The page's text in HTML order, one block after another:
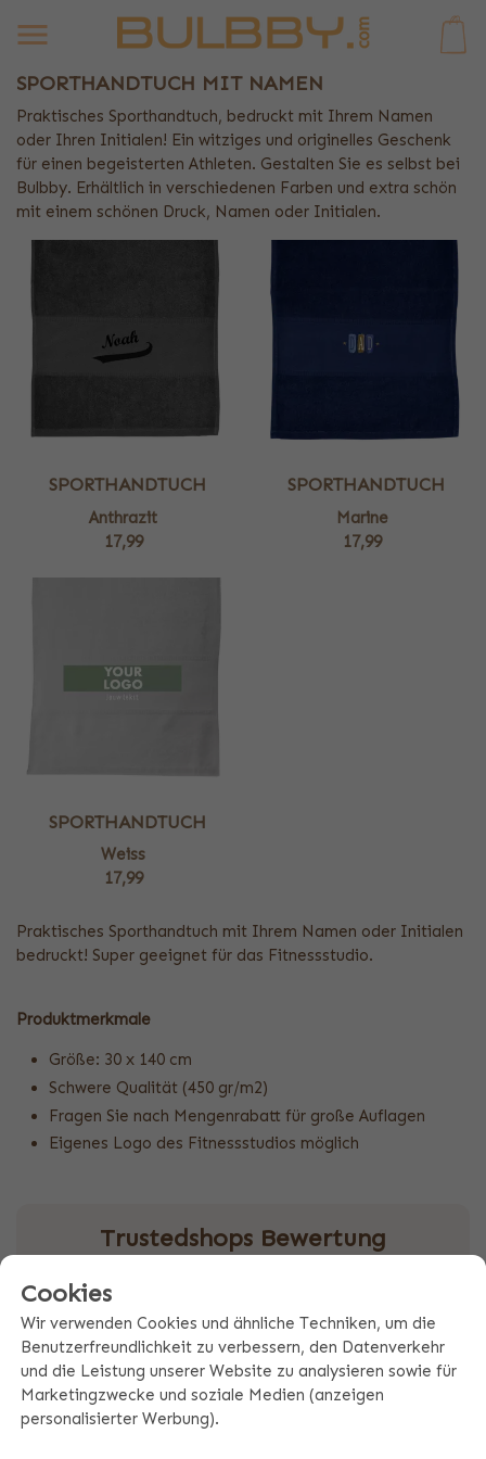
SPORTHANDTUCH MIT NAMEN
Praktisches Sporthandtuch, bedruckt mit Ihrem Namen
oder Ihren Initialen! Ein witziges und originelles Geschenk
für einen begeisterten Athleten. Gestalten Sie es selbst bei
Bulbby. Erhältlich in verschiedenen Farben und extra schön
mit einem schönen Druck, Namen oder Initialen.
SPORTHANDTUCH
Anthrazit
17,99
SPORTHANDTUCH
Marine
17,99
SPORTHANDTUCH
Weiss
17,99
Praktisches Sporthandtuch mit Ihrem Namen oder Initialen
bedruckt! Super geeignet für das Fitnessstudio.
Produktmerkmale
Größe: 30 x 140 cm
Schwere Qualität (450 gr/m2)
Fragen Sie nach Mengenrabatt für große Auflagen
Eigenes Logo des Fitnessstudios möglich
Trustedshops Bewertung
9.4
Basierend auf 5640 Kundenbewertungen
Cookies
Wir verwenden Cookies und ähnliche Techniken, um die
Benutzerfreundlichkeit zu verbessern, den Datenverkehr
und die Leistung unserer Website zu analysieren sowie für
Marketingzwecke und soziale Medien (anzeigen
personalisierter Werbung).